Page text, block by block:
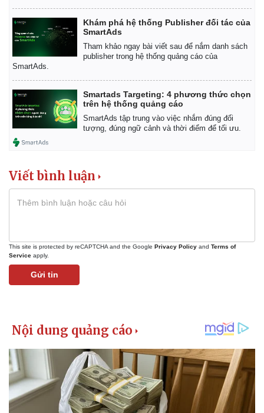
Kinh tế
Bất động sản
Khởi nghiệp
Thị trường
Giá vàng
Tiêu dùng
Tỷ giá
Khám phá hệ thống Publisher đối tác của
SmartAds
Tham khảo ngay bài viết sau để nắm danh sách
publisher trong hệ thống quảng cáo của
SmartAds.
Smartads Targeting: 4 phương thức chọn
trên hệ thống quảng cáo
SmartAds tập trung vào việc nhắm đúng đối
tượng, đúng ngữ cảnh và thời điểm để tối ưu.
Viết bình luận
This site is protected by reCAPTCHA and the Google Privacy Policy and Terms of
Service apply.
Gửi tin